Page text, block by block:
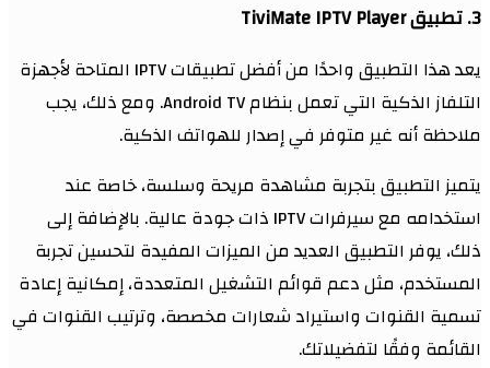
3. تطبيق TiviMate IPTV Player
يعد هذا التطبيق واحدًا من أفضل تطبيقات IPTV المتاحة لأجهزة
التلفاز الذكية التي تعمل بنظام Android TV. ومع ذلك، يجب
ملاحظة أنه غير متوفر في إصدار للهواتف الذكية.
يتميز التطبيق بتجربة مشاهدة مريحة وسلسة، خاصة عند
استخدامه مع سيرفرات IPTV ذات جودة عالية. بالإضافة إلى
ذلك، يوفر التطبيق العديد من الميزات المفيدة لتحسين تجربة
المستخدم، مثل دعم قوائم التشغيل المتعددة، إمكانية إعادة
تسمية القنوات واستيراد شعارات مخصصة، وترتيب القنوات في
القائمة وفقًا لتفضيلاتك.